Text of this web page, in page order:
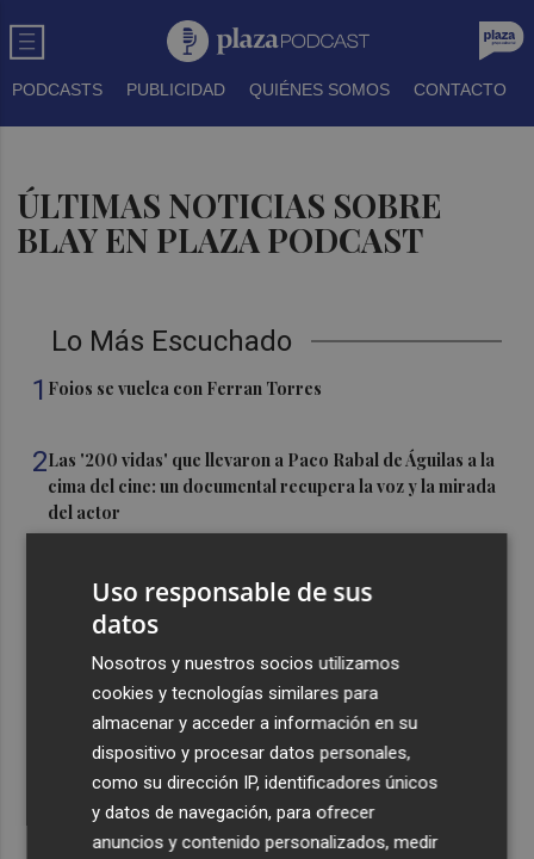
PODCASTS PUBLICIDAD QUIÉNES SOMOS CONTACTO
ÚLTIMAS NOTICIAS SOBRE
BLAY EN PLAZA PODCAST
Lo Más Escuchado
1 Foios se vuelca con Ferran Torres
2Las '200 vidas' que llevaron a Paco Rabal de Águilas a la
cima del cine: un documental recupera la voz y la mirada
del actor
la Eredivisie
Entidades del Camp d'Elx reclaman más protagonismo
en las fiestas para la Ufece y conciertos en valenciano
El Ibex 35 sube un 2% la primera semana de agosto tras
conquistar los históricos 20.000 puntos
Uso responsable de sus
datos
Nosotros y nuestros socios utilizamos
cookies y tecnologías similares para
almacenar y acceder a información en su
dispositivo y procesar datos personales,
como su dirección IP, identificadores únicos
y datos de navegación, para ofrecer
anuncios y contenido personalizados, medir